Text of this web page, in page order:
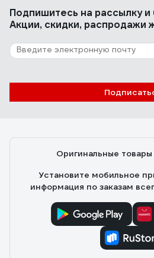
Подпишитесь на рассылкуи
Акции, скидки, распродажи
Оригинальные товары
Установите мобильное
информация по заказам